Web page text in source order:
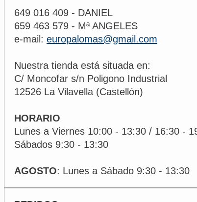
649 016 409 - DANIEL
659 463 579 - Mª ANGELES
e-mail: europalomas@gmail.com
Nuestra tienda está situada en:
C/ Moncofar s/n Poligono Industrial
12526 La Vilavella (Castellón)
HORARIO
Lunes a Viernes 10:00 - 13:30 / 16:30 -
Sábados 9:30 - 13:30
AGOSTO: Lunes a Sábado 9:30 - 13:30